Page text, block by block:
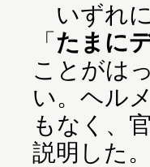
いずれ
「たまに
ことがは
い。ヘル
もなく、
説明した。